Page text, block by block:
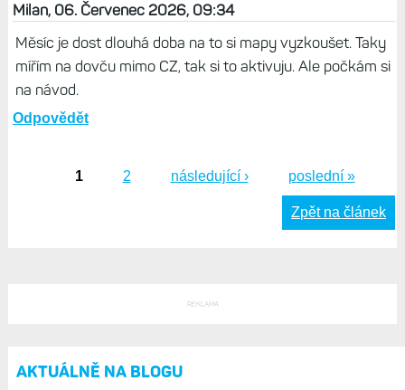
Milan, 06. Červenec 2026, 09:34
Měsíc je dost dlouhá doba na to si mapy vyzkoušet. Taky
mířím na dovču mimo CZ, tak si to aktivuju. Ale počkám si
na návod.
Odpovědět
1 2 následující › poslední »
Zpět na článek